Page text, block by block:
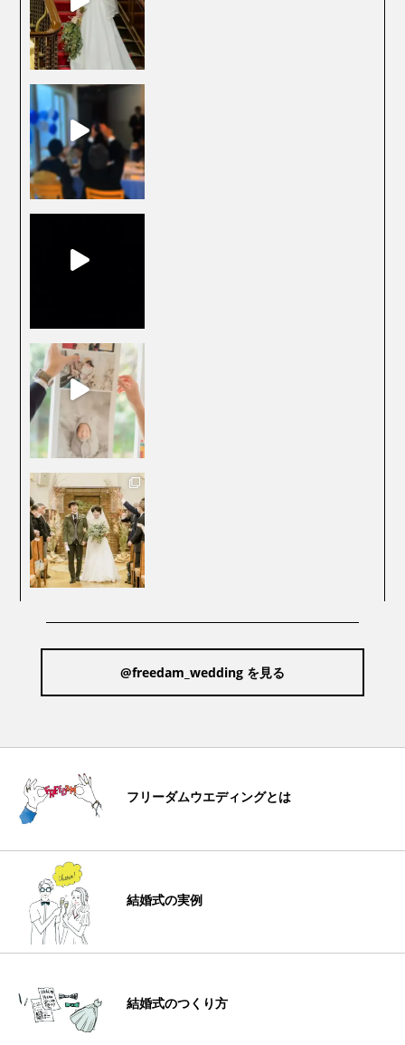
@freedam_wedding を見る
フリーダムウエディングとは
結婚式の実例
結婚式のつくり方